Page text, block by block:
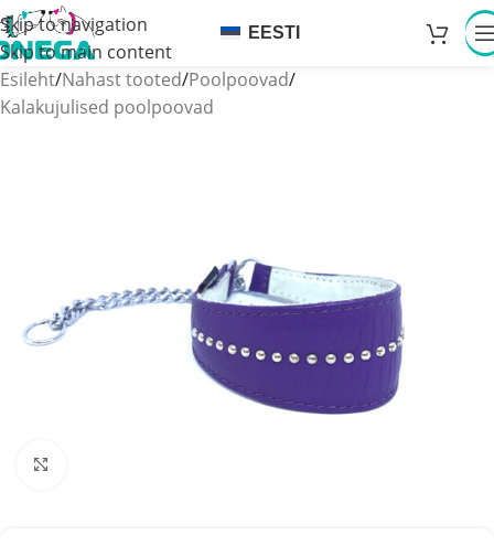
Skip to navigation
Skip to main content
EESTI
Esileht/Nahast tooted/Poolpoovad/
Kalakujulised poolpoovad